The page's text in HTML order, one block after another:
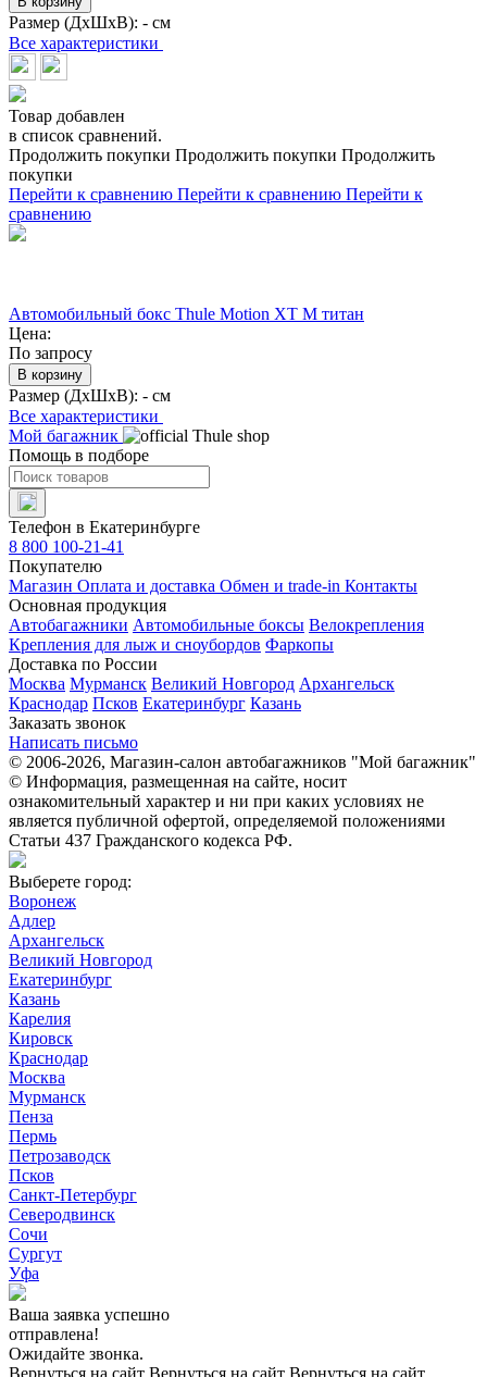
Размер (ДхШхВ): - см
Все характеристики
Товар добавлен
в список сравнений.
Продолжить покупки Продолжить покупки Продолжить
покупки
Перейти к сравнению Перейти к сравнению Перейти к
сравнению
Автомобильный бокс Thule Motion XT M титан
Цена:
По запросу
В корзину
Размер (ДхШхВ): - см
Все характеристики
Мой багажник
Помощь в подборе
Телефон в Екатеринбурге
8 800 100-21-41
Покупателю
Магазин Оплата и доставка Обмен и trade-in Контакты
Основная продукция
Автобагажники Автомобильные боксы Велокрепления
Крепления для лыж и сноубордов Фаркопы
Доставка по России
Москва Мурманск Великий Новгород Архангельск
Краснодар Псков Екатеринбург Казань
Заказать звонок
Написать письмо
© 2006-2026, Магазин-салон автобагажников "Мой багажник"
© Информация, размещенная на сайте, носит
ознакомительный характер и ни при каких условиях не
является публичной офертой, определяемой положениями
Статьи 437 Гражданского кодекса РФ.
Выберете город:
Воронеж
Адлер
Архангельск
Великий Новгород
Екатеринбург
Казань
Карелия
Кировск
Краснодар
Москва
Мурманск
Пенза
Пермь
Петрозаводск
Псков
Санкт-Петербург
Северодвинск
Сочи
Сургут
Уфа
Ваша заявка успешно
отправлена!
Ожидайте звонка.